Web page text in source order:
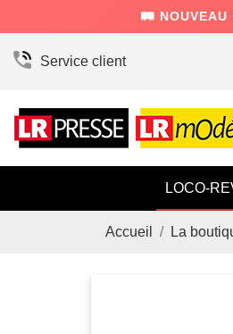
🛤️ NOUVEAU
Service client
LOCO-
Accueil La